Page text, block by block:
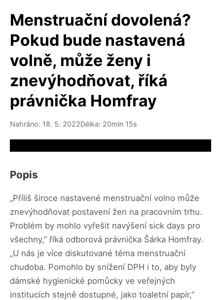
Menstruační dovolená?
Pokud bude nastavená
volně, může ženy i
znevýhodňovat, říká
právnička Homfray
Nahráno: 18. 5. 2022Délka: 20min 15s
Popis
„Příliš široce nastavené menstruační volno může
znevýhodňovat postavení žen na pracovním trhu.
Problém by mohlo vyřešit navýšení sick days pro
všechny,” říká odborová právnička Šárka Homfray.
„U nás je více diskutované téma menstruační
chudoba. Pomohlo by snížení DPH i to, aby byly
dámské hygienické pomůcky ve veřejných
institucích stejně dostupné, jako toaletní papír,”